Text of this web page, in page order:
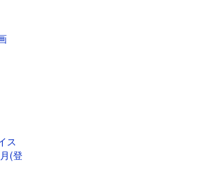
ス
(登